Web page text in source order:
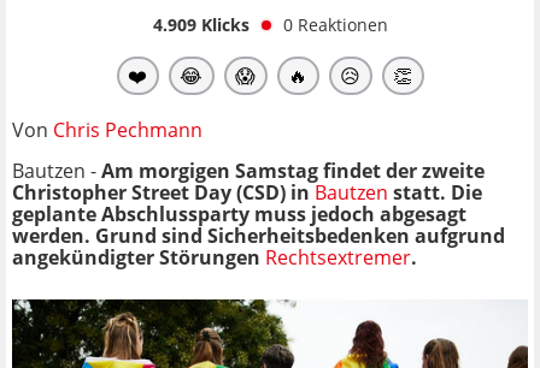
4.909Klicks 0 Reaktionen
❤️ 😂 😱 🔥 😥 👏
Von Chris Pechmann
Bautzen -Am morgigen Samstag findet der zweite
Christopher Street Day (CSD) in Bautzen statt. Die
geplante Abschlussparty muss jedoch abgesagt
werden. Grund sind Sicherheitsbedenken aufgrund
angekündigter Störungen Rechtsextremer.